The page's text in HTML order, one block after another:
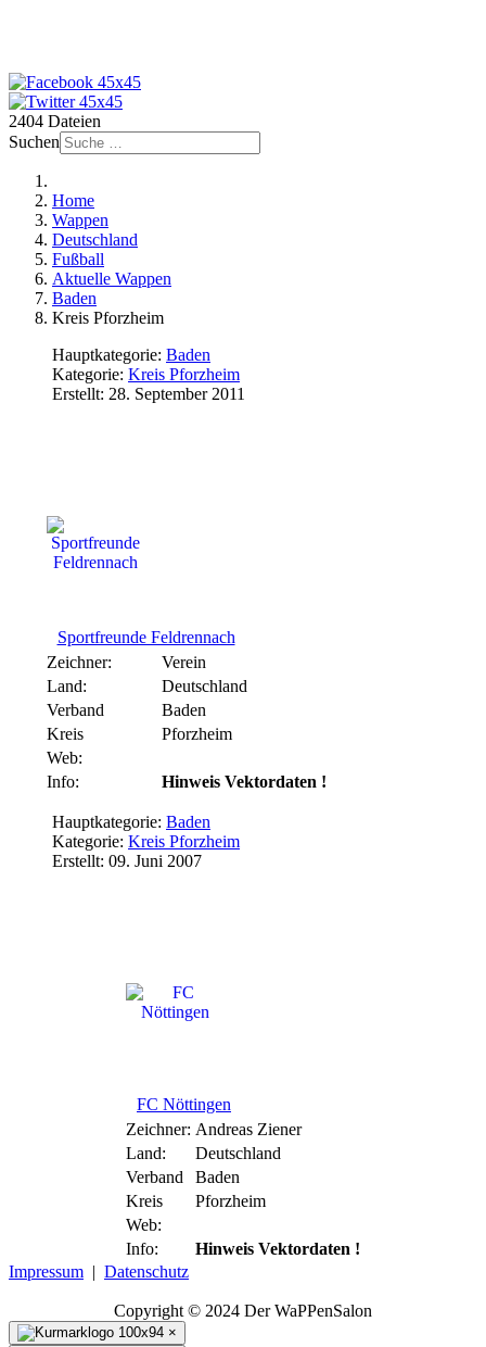
2404 Dateien
Suchen
Home
Wappen
Deutschland
Fußball
Aktuelle Wappen
Baden
Kreis Pforzheim
Hauptkategorie: Baden
Kategorie: Kreis Pforzheim
Erstellt: 28. September 2011
Sportfreunde Feldrennach
Zeichner:
Verein
Land:
Deutschland
Verband
Baden
Kreis
Pforzheim
Web:
Info:
Hinweis Vektordaten !
Hauptkategorie: Baden
Kategorie: Kreis Pforzheim
Erstellt: 09. Juni 2007
FC Nöttingen
Zeichner: Andreas Ziener
Land:
Deutschland
Verband
Baden
Kreis
Pforzheim
Web:
Info:
Hinweis Vektordaten !
Impressum | Datenschutz
Copyright © 2024 Der WaPPenSalon
×